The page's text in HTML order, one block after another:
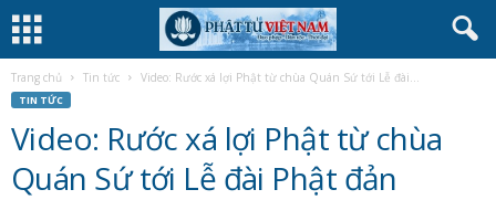
Trang chủ Tin tức Video: Rước xá lợi Phật từ chùa Quán Sứ tới Lễ đài...
TIN TỨC
Video: Rước xá lợi Phật từ chùa
Quán Sứ tới Lễ đài Phật đản